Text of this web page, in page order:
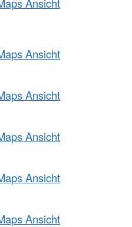
Ansicht
Ansicht
Ansicht
Ansicht
Ansicht